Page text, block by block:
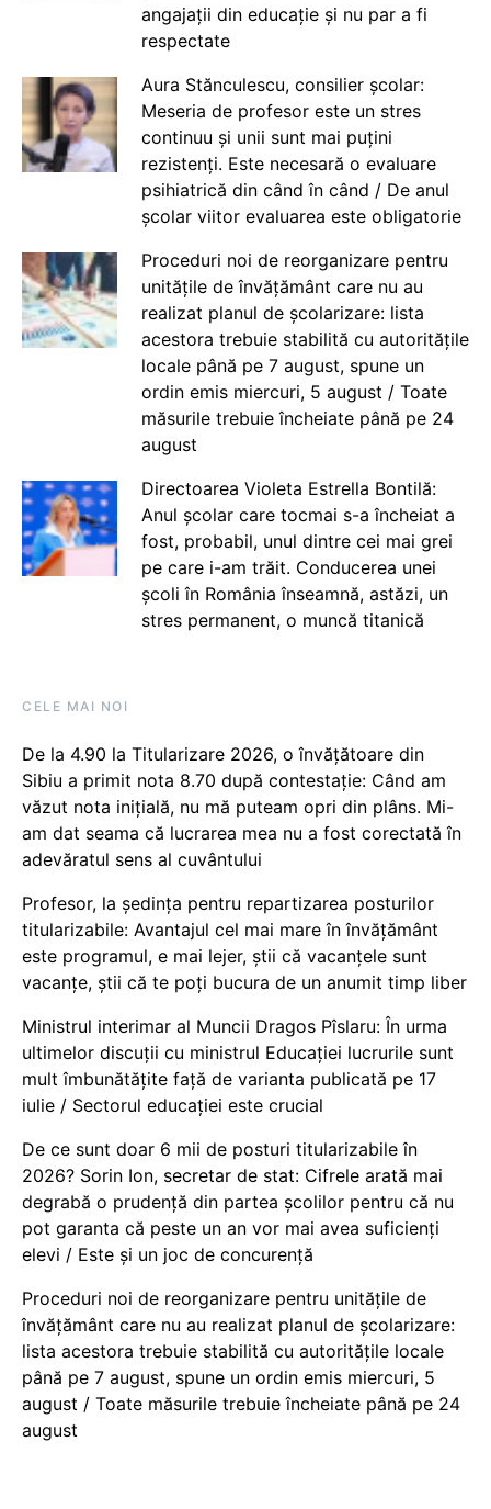
angajații din educație și nu par a fi
respectate
Aura Stănculescu, consilier școlar:
Meseria de profesor este un stres
continuu și unii sunt mai puțini
rezistenți. Este necesară o evaluare
psihiatrică din când în când / De anul
școlar viitor evaluarea este obligatorie
Proceduri noi de reorganizare pentru
unitățile de învățământ care nu au
realizat planul de școlarizare: lista
acestora trebuie stabilită cu autoritățile
locale până pe 7 august, spune un
ordin emis miercuri, 5 august / Toate
măsurile trebuie încheiate până pe 24
august
Directoarea Violeta Estrella Bontilă:
Anul școlar care tocmai s-a încheiat a
fost, probabil, unul dintre cei mai grei
pe care i-am trăit. Conducerea unei
școli în România înseamnă, astăzi, un
stres permanent, o muncă titanică
CELE MAI NOI
De la 4.90 la Titularizare 2026, o învățătoare din
Sibiu a primit nota 8.70 după contestație: Când am
văzut nota inițială, nu mă puteam opri din plâns. Mi-
am dat seama că lucrarea mea nu a fost corectată în
adevăratul sens al cuvântului
Profesor, la ședința pentru repartizarea posturilor
titularizabile: Avantajul cel mai mare în învățământ
este programul, e mai lejer, știi că vacanțele sunt
vacanţe, știi că te poți bucura de un anumit timp liber
Ministrul interimar al Muncii Dragos Pîslaru: În urma
ultimelor discuții cu ministrul Educației lucrurile sunt
mult îmbunătățite față de varianta publicată pe 17
iulie / Sectorul educației este crucial
De ce sunt doar 6 mii de posturi titularizabile în
2026? Sorin Ion, secretar de stat: Cifrele arată mai
degrabă o prudență din partea școlilor pentru că nu
pot garanta că peste un an vor mai avea suficienți
elevi / Este și un joc de concurență
Proceduri noi de reorganizare pentru unitățile de
învățământ care nu au realizat planul de școlarizare:
lista acestora trebuie stabilită cu autoritățile locale
până pe 7 august, spune un ordin emis miercuri, 5
august / Toate măsurile trebuie încheiate până pe 24
august